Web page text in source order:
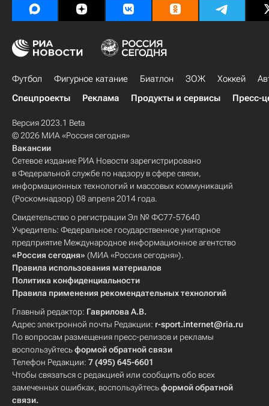
Футбол Фигурное катание Биатлон ЗОЖ Хоккей
Спецпроекты
Реклама Продукты и сервисы Пресс-
Версия 2023.1 Beta
© 2026 МИА «Россия сегодня»
Вакансии
Сетевое издание РИА Новости зарегистрировано
в Федеральной службе по надзору в сфере связи,
информационных технологий и массовых коммуникаций
(Роскомнадзор) 08 апреля 2014 года.
Свидетельство о регистрации Эл № ФС77-57640
Учредитель: Федеральное государственное унитарное
предприятие Международное информационное агентство
«Россия сегодня» (МИА «Россия сегодня»).
Правила использования материалов
Политика конфиденциальности
Правила применения рекомендательных технологий
Главный редактор: Гаврилова А.В.
Адрес электронной почты Редакции: r-sport.internet@ria.ru
По вопросам размещения пресс-релизов и рекламы
воспользуйтесьформой обратной связи
Телефон Редакции: 7 (495) 645-6601
Чтобы связаться с редакцией или сообщить обо всех
замеченных ошибках, воспользуйтесьформой обратной
связи.